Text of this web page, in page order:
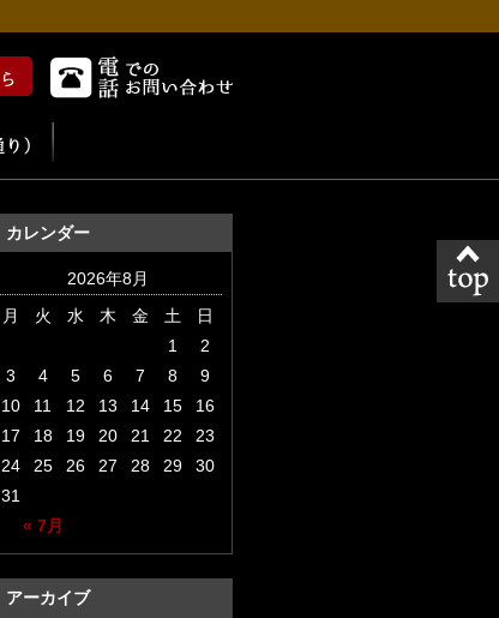
カレンダー
2026年8月
月
火 水 木 金 土 日
« 7月
1
2
3
4 5 6 7 8
9
10
11 12 13 14 15
16
17
18 19 20 21 22
23
24
25 26 27 28 29
30
31
アーカイブ